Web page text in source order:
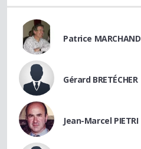
Patrice MARCHAND
Gérard BRETÉCHER
Jean-Marcel PIETRI